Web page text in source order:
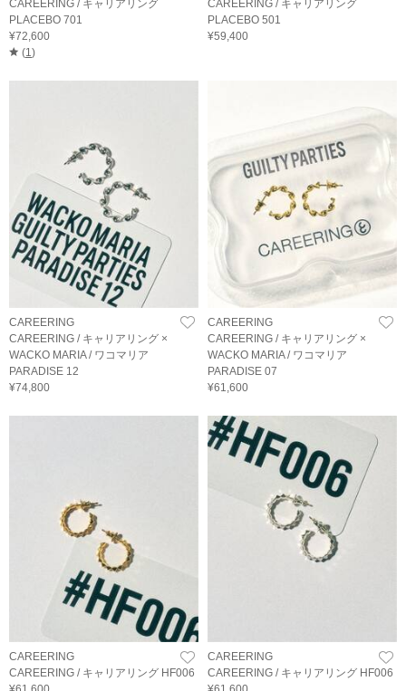
CAREERING / キャリアリング
PLACEBO 701
¥72,600
(1)
CAREERING / キャリアリング
PLACEBO 501
¥59,400
CAREERING
CAREERING / キャリアリング ×
WACKO MARIA / ワコマリア
PARADISE 12
¥74,800
CAREERING
CAREERING / キャリアリング ×
WACKO MARIA / ワコマリア
PARADISE 07
¥61,600
CAREERING
CAREERING / キャリアリング HF006
CAREERING
CAREERING / キャリアリング HF006